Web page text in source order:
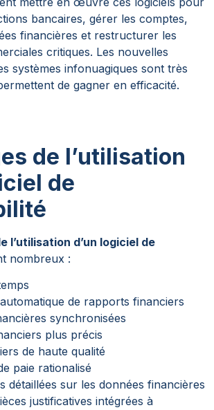
bancaires, gérer les comptes,
financières et restructurer les
critiques. Les nouvelles
systèmes infonuagiques sont très
de gagner en efficacité.
de l’utilisation
de
l’utilisation d’un logiciel de
nombreux :
de rapports financiers
synchronisées
plus précis
de haute qualité
paie rationalisé
détaillées sur les données financières
justificatives intégrées à